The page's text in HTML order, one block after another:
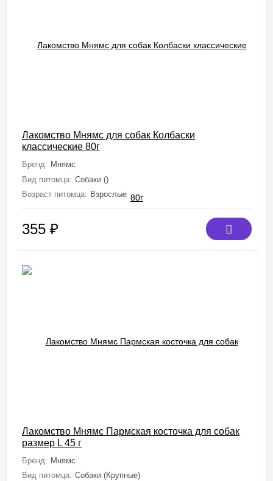
Лакомство Мнямс для собак Колбаски
классические 80г
Бренд: Мнямс
Вид питомца: Собаки ()
Возраст питомца: Взрослые
355 ₽
Лакомство Мнямс Пармская косточка для собак
размер L 45 г
Бренд: Мнямс
Вид питомца: Собаки (Крупные)